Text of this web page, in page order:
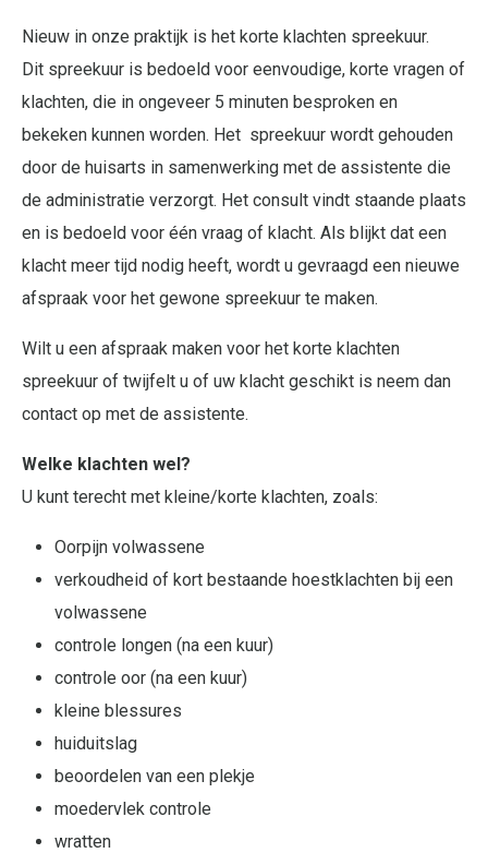
Nieuw in onze praktijk is het korte klachten spreekuur.
Dit spreekuur is bedoeld voor eenvoudige, korte vragen of
klachten, die in ongeveer 5 minuten besproken en
bekeken kunnen worden. Het spreekuur wordt gehouden
door de huisarts in samenwerking met de assistente die
de administratie verzorgt. Het consult vindt staande plaats
en is bedoeld voor één vraag of klacht. Als blijkt dat een
klacht meer tijd nodig heeft, wordt u gevraagd een nieuwe
afspraak voor het gewone spreekuur te maken.
Wilt u een afspraak maken voor het korte klachten
spreekuur of twijfelt u of uw klacht geschikt is neem dan
contact op met de assistente.
Welke klachten wel?
U kunt terecht met kleine/korte klachten, zoals:
Oorpijn volwassene
verkoudheid of kort bestaande hoestklachten bij een
volwassene
controle longen (na een kuur)
controle oor (na een kuur)
kleine blessures
huiduitslag
beoordelen van een plekje
moedervlek controle
wratten